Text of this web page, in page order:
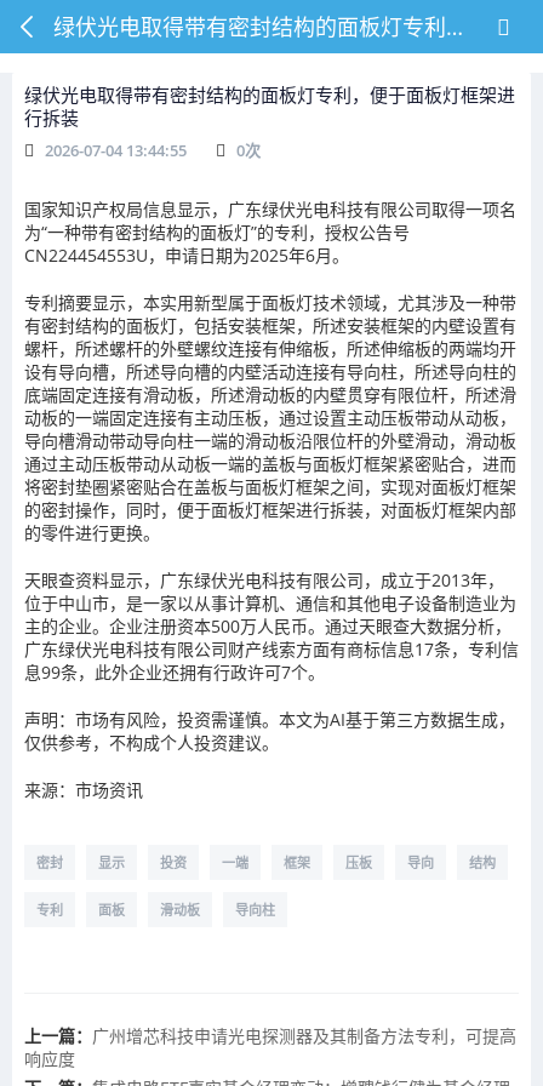
绿伏光电取得带有密封结构的面板灯专利，便于面板灯框架进行拆装
绿伏光电取得带有密封结构的面板灯专利，便于面板灯框架进
行拆装
2026-07-04 13:44:55 0次
国家知识产权局信息显示，广东绿伏光电科技有限公司取得一项名
为“一种带有密封结构的面板灯”的专利，授权公告号
CN224454553U，申请日期为2025年6月。
专利摘要显示，本实用新型属于面板灯技术领域，尤其涉及一种带
有密封结构的面板灯，包括安装框架，所述安装框架的内壁设置有
螺杆，所述螺杆的外壁螺纹连接有伸缩板，所述伸缩板的两端均开
设有导向槽，所述导向槽的内壁活动连接有导向柱，所述导向柱的
底端固定连接有滑动板，所述滑动板的内壁贯穿有限位杆，所述滑
动板的一端固定连接有主动压板，通过设置主动压板带动从动板，
导向槽滑动带动导向柱一端的滑动板沿限位杆的外壁滑动，滑动板
通过主动压板带动从动板一端的盖板与面板灯框架紧密贴合，进而
将密封垫圈紧密贴合在盖板与面板灯框架之间，实现对面板灯框架
的密封操作，同时，便于面板灯框架进行拆装，对面板灯框架内部
的零件进行更换。
天眼查资料显示，广东绿伏光电科技有限公司，成立于2013年，
位于中山市，是一家以从事计算机、通信和其他电子设备制造业为
主的企业。企业注册资本500万人民币。通过天眼查大数据分析，
广东绿伏光电科技有限公司财产线索方面有商标信息17条，专利信
息99条，此外企业还拥有行政许可7个。
声明：市场有风险，投资需谨慎。本文为AI基于第三方数据生成，
仅供参考，不构成个人投资建议。
来源：市场资讯
密封 显示 投资 一端 框架 压板 导向 结构
专利 面板 滑动板 导向柱
上一篇： 广州增芯科技申请光电探测器及其制备方法专利，可提高
响应度